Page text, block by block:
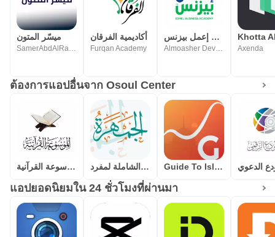
ميسّر المتون
SamerAbdAlRahmanQadi
أكاديمية الفرقان
Furqan Academy
أكاديمية إعمل بيزنس
Almoasher Developers Team Axenda
ต้องการแอปอื่นจาก Osoul Center
الموسوعة القرآنية الجمهرة(الموسوعة الشاملة لمفرد Guide To Islam الدعوي
แอปยอดนิยมใน 24 ชั่วโมงที่ผ่านมา